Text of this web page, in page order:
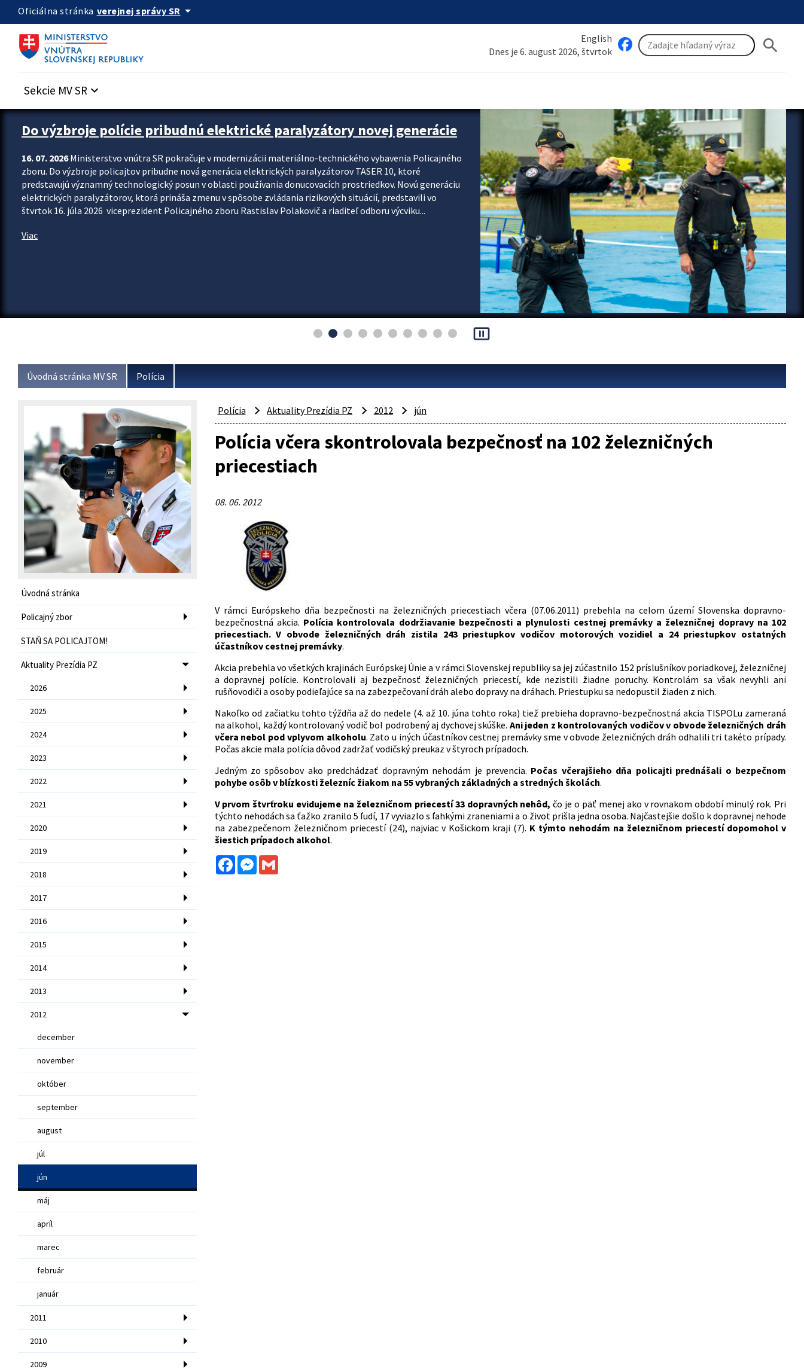
Preskocit na hlavný obsah
Oficiálna stránka verejnej správy SR arrow_drop_down
English
Dnes je 6. august 2026, štvrtok
search
Sekcie MV SR keyboard_arrow_down
Zastavit automatický posun upútavok
Do výzbroje polície pribudnú elektrické paralyzátory novej generácie
16. 07. 2026Ministerstvo vnútra SR pokračuje v modernizácii materiálno-technického vybavenia Policajného
zboru. Do výzbroje policajtov pribudne nová generácia elektrických paralyzátorov TASER 10, ktoré
predstavujú významný technologický posun v oblasti používania donucovacích prostriedkov. Novú generáciu
elektrických paralyzátorov, ktorá prináša zmenu v spôsobe zvládania rizikových situácií, predstavili vo
štvrtok 16. júla 2026 viceprezident Policajného zboru Rastislav Polakovič a riaditeľ odboru výcviku...
Viac
pause_presentation
Úvodná stránka MV SR Polícia
Úvodná stránka
Policajný zbor
STAŇ SA POLICAJTOM!
Aktuality Prezídia PZ
2026
2025
2024
2023
2022
2021
2020
2019
2018
2017
2016
2015
2014
2013
2012
december
november
október
september
august
júl
jún
máj
apríl
marec
február
január
2011
2010
2009
Polícia Aktuality Prezídia PZ 2012 jún
Polícia včera skontrolovala bezpečnosť na 102 železničných
priecestiach
08. 06. 2012
V rámci Európskeho dňa bezpečnosti na železničných priecestiach včera (07.06.2011) prebehla na celom území Slovenska dopravno-
bezpečnostná akcia. Polícia kontrolovala dodržiavanie bezpečnosti a plynulosti cestnej premávky a železničnej dopravy na 102
priecestiach. V obvode železničných dráh zistila 243 priestupkov vodičov motorových vozidiel a 24 priestupkov ostatných
účastníkov cestnej premávky.
Akcia prebehla vo všetkých krajinách Európskej Únie a v rámci Slovenskej republiky sa jej zúčastnilo 152 príslušníkov poriadkovej, železničnej
a dopravnej polície. Kontrolovali aj bezpečnosť železničných priecestí, kde nezistili žiadne poruchy. Kontrolám sa však nevyhli ani
rušňovodiči a osoby podieľajúce sa na zabezpečovaní dráh alebo dopravy na dráhach. Priestupku sa nedopustil žiaden z nich.
Nakoľko od začiatku tohto týždňa až do nedele (4. až 10. júna tohto roka) tiež prebieha dopravno-bezpečnostná akcia TISPOLu zameraná
na alkohol, každý kontrolovaný vodič bol podrobený aj dychovej skúške. Ani jeden z kontrolovaných vodičov v obvode železničných dráh
včera nebol pod vplyvom alkoholu. Zato u iných účastníkov cestnej premávky sme v obvode železničných dráh odhalili tri takéto prípady.
Počas akcie mala polícia dôvod zadržať vodičský preukaz v štyroch prípadoch.
Jedným zo spôsobov ako predchádzať dopravným nehodám je prevencia. Počas včerajšieho dňa policajti prednášali o bezpečnom
pohybe osôb v blízkosti železníc žiakom na 55 vybraných základných a stredných školách.
V prvom štvrťroku evidujeme na železničnom priecestí 33 dopravných nehôd, čo je o päť menej ako v rovnakom období minulý rok. Pri
týchto nehodách sa ťažko zranilo 5 ľudí, 17 vyviazlo s ľahkými zraneniami a o život prišla jedna osoba. Najčastejšie došlo k dopravnej nehode
na zabezpečenom železničnom priecestí (24), najviac v Košickom kraji (7). K týmto nehodám na železničnom priecestí dopomohol v
šiestich prípadoch alkohol.
FacebookMessenger
Gmail